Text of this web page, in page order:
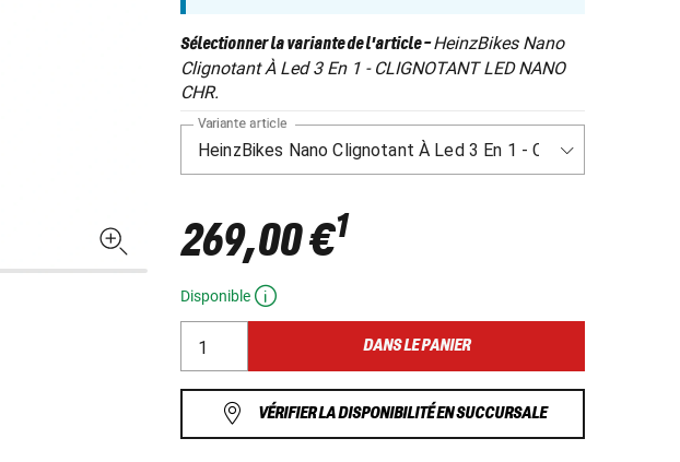
Sélectionner la variante de l'article-HeinzBikes Nano
Clignotant À Led 3 En 1 - CLIGNOTANT LED NANO
CHR.
Variante article
269,00 €1
Disponible
DANS LE PANIER
VÉRIFIER LA DISPONIBILITÉ EN SUCCURSALE